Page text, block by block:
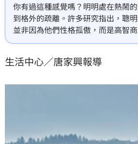
你有過這種感覺嗎？明明處在熱鬧
到格外的疏離。許多研究指出，聰
並非因為他們性格孤傲，而是高智
顯示，他們對於社交需求與幸福感
高的人，反而可能在獨處中找到更深
生活中心／唐家興報導